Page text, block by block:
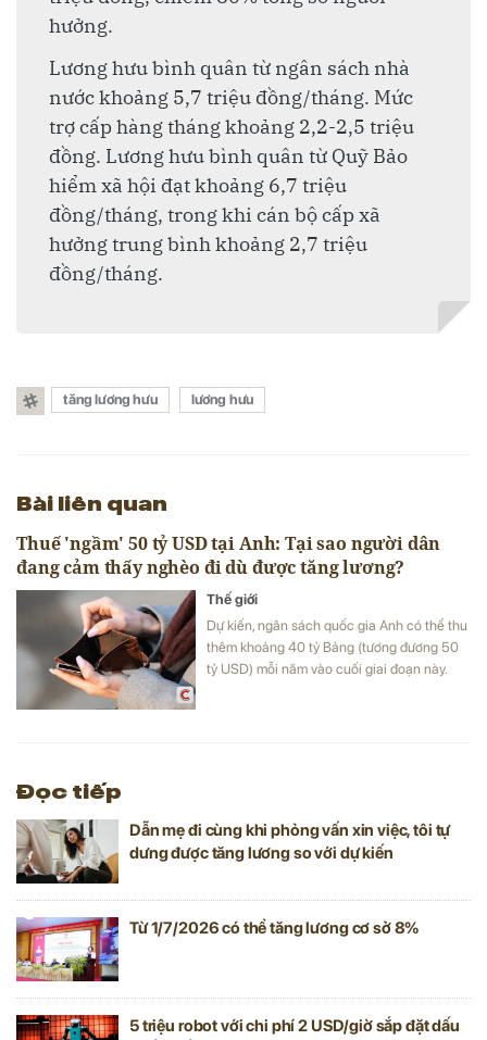
hưởng.
Lương hưu bình quân từ ngân sách nhà
nước khoảng 5,7 triệu đồng/tháng. Mức
trợ cấp hàng tháng khoảng 2,2-2,5 triệu
đồng. Lương hưu bình quân từ Quỹ Bảo
hiểm xã hội đạt khoảng 6,7 triệu
đồng/tháng, trong khi cán bộ cấp xã
hưởng trung bình khoảng 2,7 triệu
đồng/tháng.
tăng lương hưu lương hưu
Bài liên quan
Thuế 'ngầm' 50 tỷ USD tại Anh: Tại sao người dân
đang cảm thấy nghèo đi dù được tăng lương?
Thế giới
Dự kiến, ngân sách quốc gia Anh có thể thu
thêm khoảng 40 tỷ Bảng (tương đương 50
tỷ USD) mỗi năm vào cuối giai đoạn này.
Đọc tiếp
Dẫn mẹ đi cùng khi phỏng vấn xin việc, tôi tự
dưng được tăng lương so với dự kiến
Từ 1/7/2026 có thể tăng lương cơ sở 8%
5 triệu robot với chi phí 2 USD/giờ sắp đặt dấu